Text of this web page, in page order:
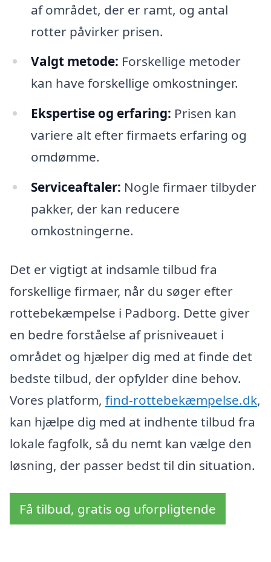
af området, der er ramt, og antal
rotter påvirker prisen.
Valgt metode: Forskellige metoder
kan have forskellige omkostninger.
Ekspertise og erfaring: Prisen kan
variere alt efter firmaets erfaring og
omdømme.
Serviceaftaler: Nogle firmaer tilbyder
pakker, der kan reducere
omkostningerne.
Det er vigtigt at indsamle tilbud fra
forskellige firmaer, når du søger efter
rottebekæmpelse i Padborg. Dette giver
en bedre forståelse af prisniveauet i
området og hjælper dig med at finde det
bedste tilbud, der opfylder dine behov.
Vores platform, find-rottebekæmpelse.dk,
kan hjælpe dig med at indhente tilbud fra
lokale fagfolk, så du nemt kan vælge den
løsning, der passer bedst til din situation.
Få tilbud, gratis og uforpligtende